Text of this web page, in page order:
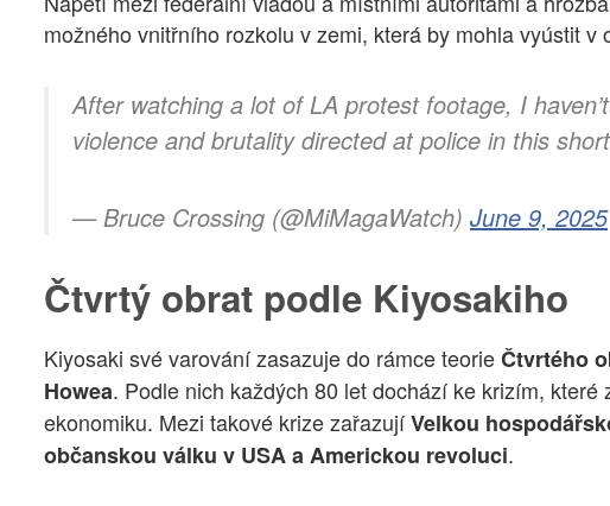
možného vnitřního rozkolu v zemi, která by mohla vyústit v
After watching a lot of LA protest footage, I
violence and brutality directed at police in this
— Bruce Crossing (@MiMagaWatch) June 9, 2025
Čtvrtý obrat podle Kiyosakiho
Kiyosaki své varování zasazuje do rámce teorieČtvrtého
Howea. Podle nich každých 80 let dochází ke krizím,
ekonomiku. Mezi takové krize zařazujíVelkou
občanskou válku v USA a Americkou revoluci.